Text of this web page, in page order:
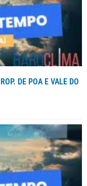
DE POA E VALE DO